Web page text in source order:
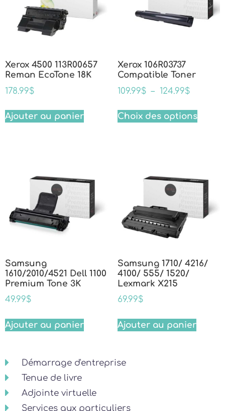
Xerox 4500 113R00657
Reman EcoTone 18K
178.99$
Ajouter au panier
Xerox 106R03737
Compatible Toner
109.99$ – 124.99$
Choix des options
Samsung
1610/2010/4521 Dell 1100
Premium Tone 3K
49.99$
Ajouter au panier
Samsung 1710/ 4216/
4100/ 555/ 1520/
Lexmark X215
69.99$
Ajouter au panier
Démarrage d'entreprise
Tenue de livre
Adjointe virtuelle
Services aux particuliers